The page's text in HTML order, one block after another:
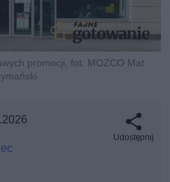
promocji, fot. MOZCO Mat
Udostępnij